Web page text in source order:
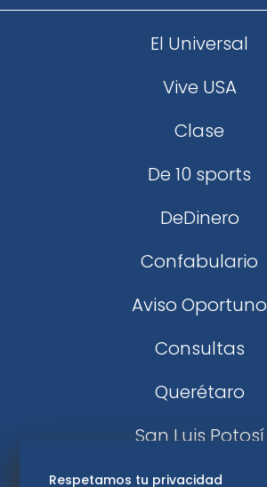
El Universal
Vive USA
Clase
De 10 sports
DeDinero
Confabulario
Aviso Oportuno
Consultas
Querétaro
San Luis Potosí
Edomex
Respetamos tu privacidad